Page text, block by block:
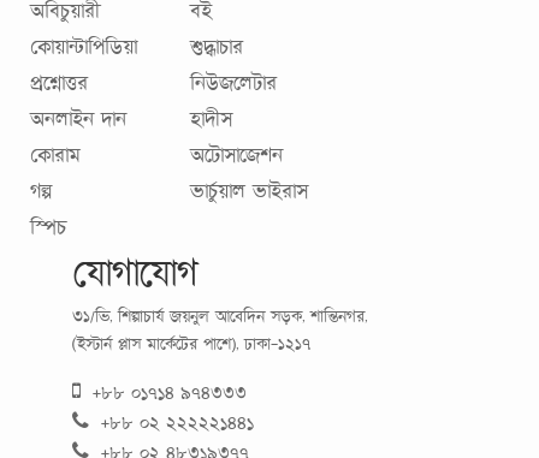
অবিচুয়ারী
কোয়ান্টাপিডিয়া
প্রশ্নোত্তর
অনলাইন দান
কোরাম
গল্প
স্পিচ
বই
শুদ্ধাচার
নিউজলেটার
হাদীস
অটোসাজেশন
ভার্চুয়াল ভাইরাস
যোগাযোগ
৩১/ভি, শিল্পাচার্য জয়নুল আবেদিন সড়ক, শান্তিনগর,
(ইস্টার্ন প্লাস মার্কেটের পাশে), ঢাকা-১২১৭
+৮৮ ০১৭১৪ ৯৭৪৩৩৩
+৮৮ ০২ ২২২২২১৪৪১
+৮৮ ০২ ৪৮৩১৯৩৭৭